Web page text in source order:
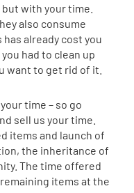
with your time.
also consume
already cost you
had to clean up
want to get rid of it.
time – so go
sell us your time.
items and launch of
the inheritance of
The time offered
items at the